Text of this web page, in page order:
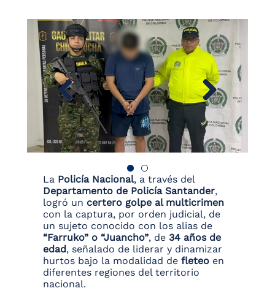
La Policía Nacional, a través del
Departamento de Policía Santander,
logró un certero golpe al multicrimen
con la captura, por orden judicial, de
un sujeto conocido con los alias de
“Farruko” o “Juancho”, de 34 años de
edad, señalado de liderar y dinamizar
hurtos bajo la modalidad de fleteo en
diferentes regiones del territorio
nacional.